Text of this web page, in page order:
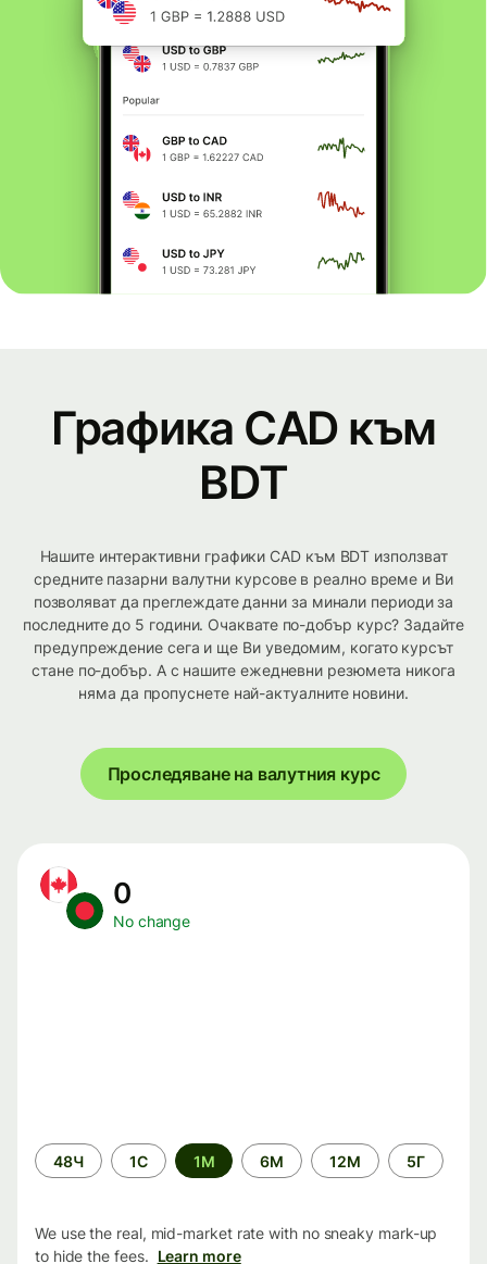
Графика CAD към
BDT
Нашите интерактивни графики CAD към BDT използват
средните пазарни валутни курсове в реално време и Ви
позволяват да преглеждате данни за минали периоди за
последните до 5 години. Очаквате по-добър курс? Задайте
предупреждение сега и ще Ви уведомим, когато курсът
стане по-добър. А с нашите ежедневни резюмета никога
няма да пропуснете най-актуалните новини.
Проследяване на валутния курс
0
No change
Time
period
48Ч 1С 1М 6М 12М 5Г
We use the real, mid-market rate with no sneaky mark-up
to hide the fees. Learn more